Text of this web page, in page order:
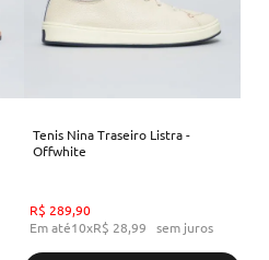
Tenis Nina Traseiro Listra -
Offwhite
R$ 289,90
Em até10xR$ 28,99 sem juros